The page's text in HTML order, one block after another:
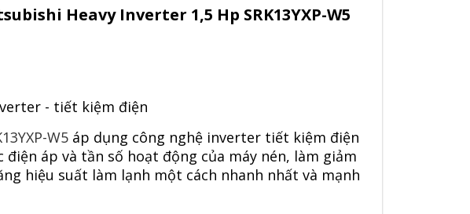
Heavy Inverter 1,5 Hp SRK13YXP-W5
- tiết kiệm điện
W5 áp dụng công nghệ inverter tiết kiệm điện
điện áp và tần số hoạt động của máy nén, làm giảm
hiệu suất làm lạnh một cách nhanh nhất và mạnh